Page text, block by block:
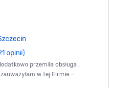
opinii)
przemiła obsługa .
w tej Firmie -